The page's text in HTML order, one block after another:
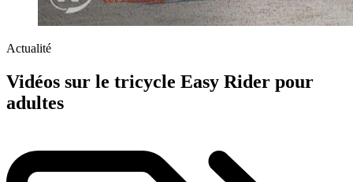
Actualité
Vidéos sur le tricycle Easy Rider pour
adultes